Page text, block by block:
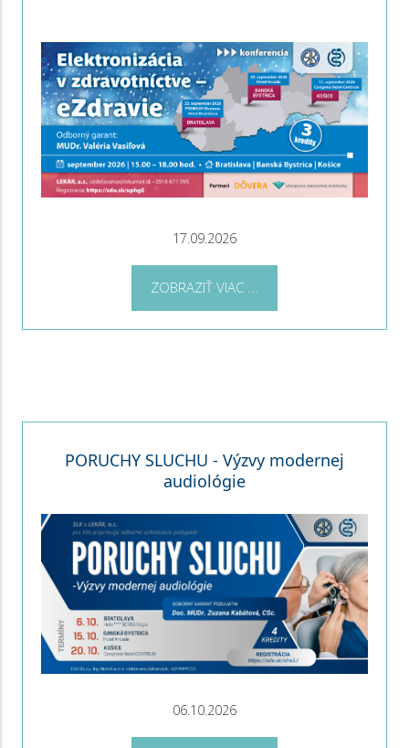
17.09.2026
ZOBRAZIŤ VIAC ...
PORUCHY SLUCHU - Výzvy modernej
audiológie
06.10.2026